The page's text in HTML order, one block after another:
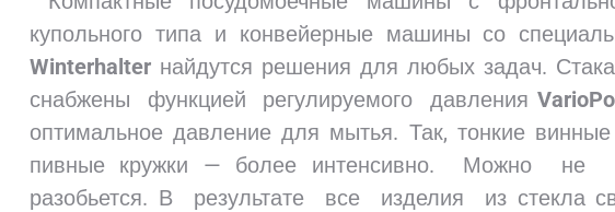
купольного типа и конвейерные машины со
Winterhalter найдутся решения для любых задач.
снабжены функцией регулируемого давления
оптимальное давление для мытья. Так, тонкие
пивные кружки — более интенсивно. Можно не
разобьется. В результате все изделия из стекла